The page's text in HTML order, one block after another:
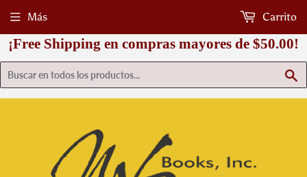
¡Free Shipping en compras mayores de $50.00!
Más Carrito